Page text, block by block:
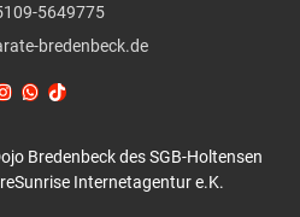
5649775
bredenbeck.de
Bredenbeck des SGB-Holtensen
Internetagentur e.K.